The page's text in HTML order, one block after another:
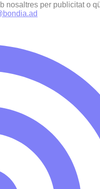
nosaltres per publicitat o